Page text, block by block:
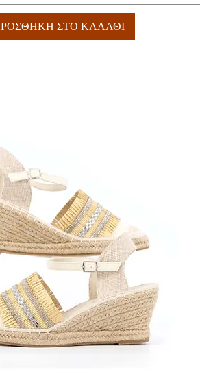
ΣΤΟ ΚΑΛΑΘΙ